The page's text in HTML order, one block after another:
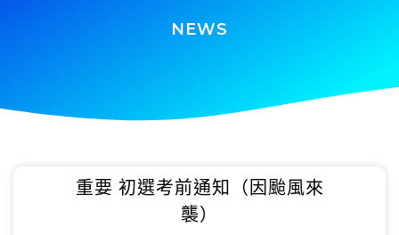
NEWS
重要 初選考前通知（因颱風來
襲）